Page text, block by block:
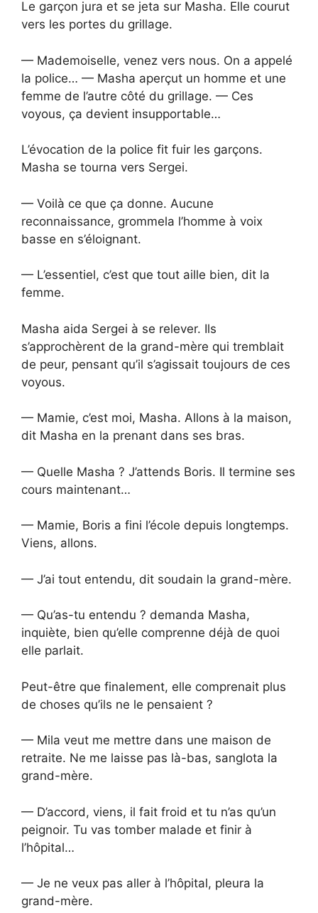
Le garçon jura et se jeta sur Masha. Elle courut
vers les portes du grillage.
— Mademoiselle, venez vers nous. On a appelé
la police… — Masha aperçut un homme et une
femme de l’autre côté du grillage. — Ces
voyous, ça devient insupportable…
L’évocation de la police fit fuir les garçons.
Masha se tourna vers Sergei.
— Voilà ce que ça donne. Aucune
reconnaissance, grommela l’homme à voix
basse en s’éloignant.
— L’essentiel, c’est que tout aille bien, dit la
femme.
Masha aida Sergei à se relever. Ils
s’approchèrent de la grand-mère qui tremblait
de peur, pensant qu’il s’agissait toujours de ces
voyous.
— Mamie, c’est moi, Masha. Allons à la maison,
dit Masha en la prenant dans ses bras.
— Quelle Masha ? J’attends Boris. Il termine ses
cours maintenant…
— Mamie, Boris a fini l’école depuis longtemps.
Viens, allons.
— J’ai tout entendu, dit soudain la grand-mère.
— Qu’as-tu entendu ? demanda Masha,
inquiète, bien qu’elle comprenne déjà de quoi
elle parlait.
Peut-être que finalement, elle comprenait plus
de choses qu’ils ne le pensaient ?
— Mila veut me mettre dans une maison de
retraite. Ne me laisse pas là-bas, sanglota la
grand-mère.
— D’accord, viens, il fait froid et tu n’as qu’un
peignoir. Tu vas tomber malade et finir à
l’hôpital…
— Je ne veux pas aller à l’hôpital, pleura la
grand-mère.